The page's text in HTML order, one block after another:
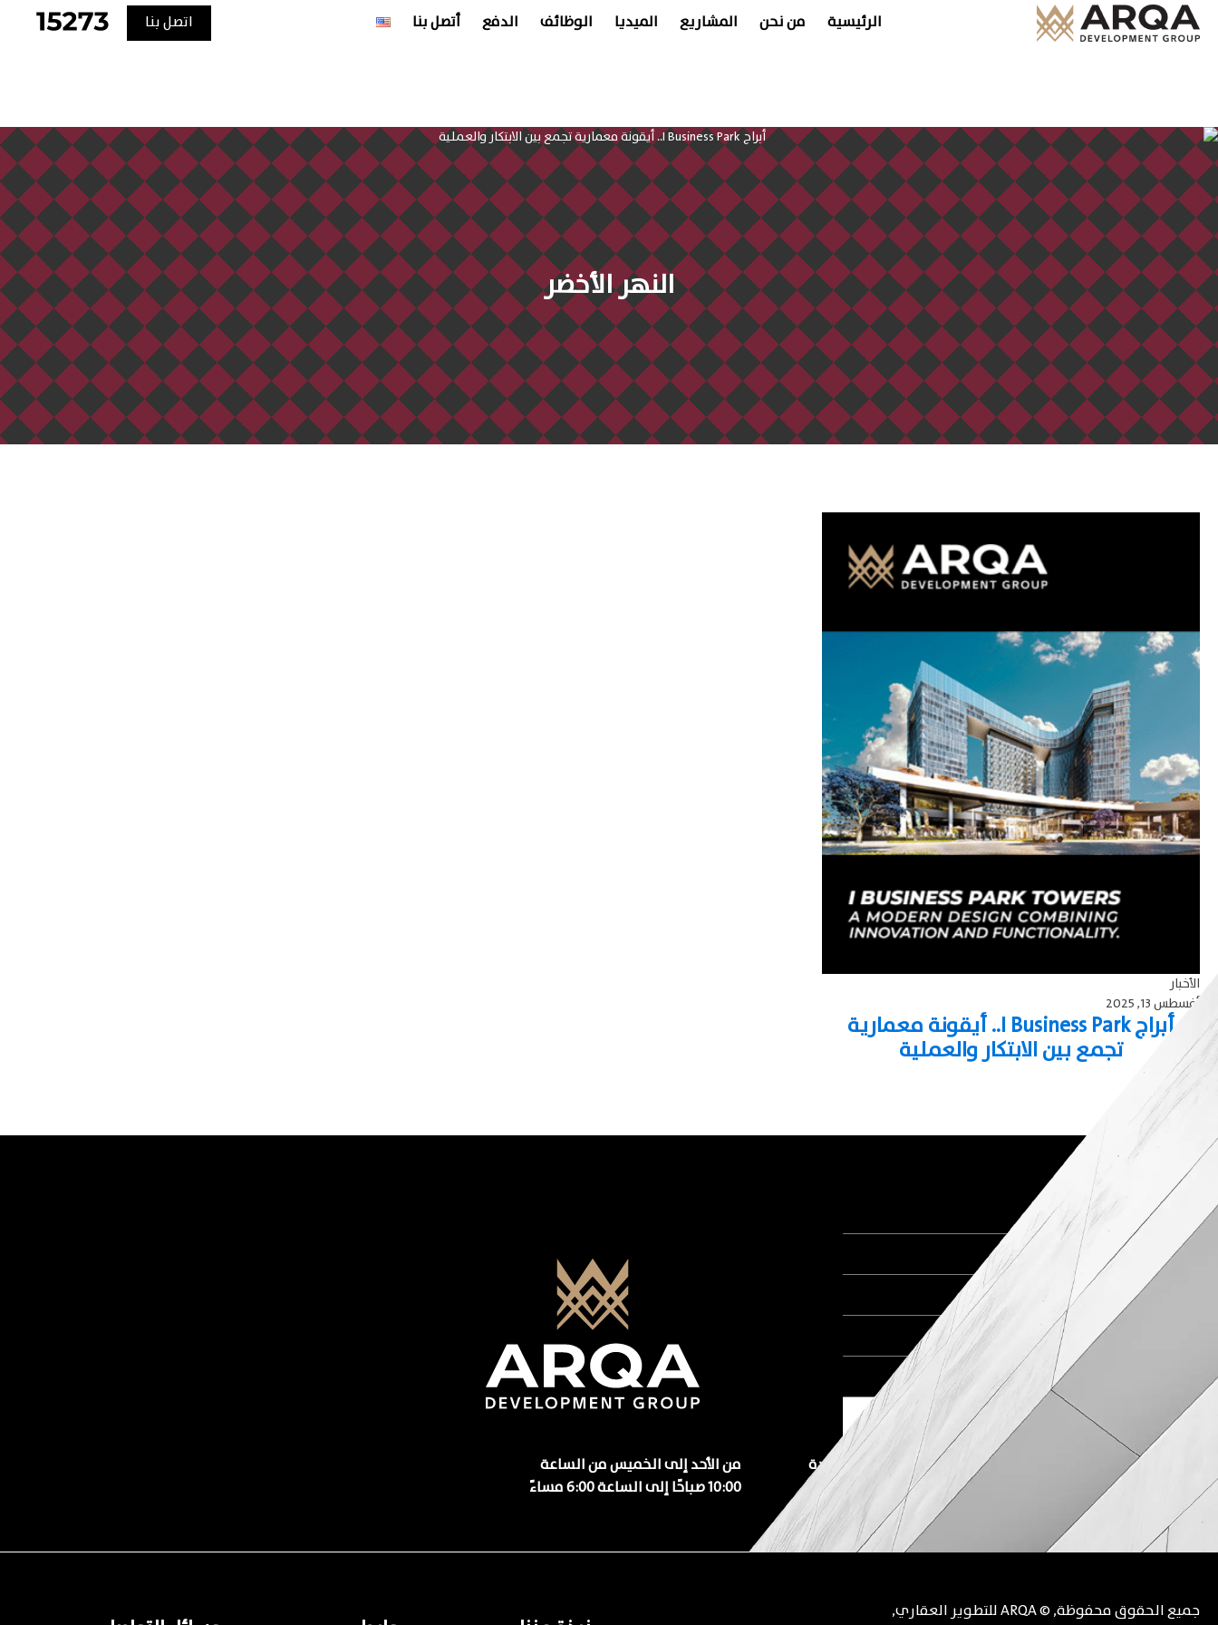
الرئيسية من نحن المشاريع الميديا الوظائف الدفع أتصل بنا اتصل بنا
النهر الأخضر
الأخبار
أغسطس 13, 2025
أبراج I Business Park.. أيقونة معمارية
تجمع بين الابتكار والعملية
اتصل الآن
🚩 المكتب الرئيسي بالقاهرة الجديدة
🚩 المكتب الرئيسي بأكتوبر
من الأحد إلى الخميس من الساعة
10:00 صباحًا إلى الساعة 6:00 مساءً
جميع الحقوق محفوظة, ©ARQA للتطوير العقاري
,